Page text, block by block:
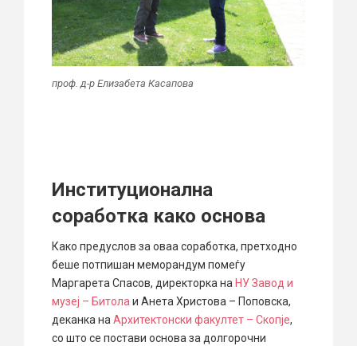
проф. д-р Елизабета Касапова
Институционална
соработка како основа
Како предуслов за оваа соработка, претходно
беше потпишан меморандум помеѓу
Маргарета Спасов, директорка на НУ Завод и
музеј – Битолаи Анета Христова – Поповска,
деканка наАрхитектонски факултет – Скопје,
со што се постави основа за долгорочни